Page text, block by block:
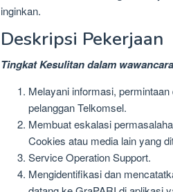
inginkan.
Deskripsi Pekerjaan
Tingkat Kesulitan dalam
Melayani informasi,
pelanggan Telkomsel.
Membuat eskalasi
Cookies atau media lain yang
Service Operation Support.
Mengidentifikasi dan